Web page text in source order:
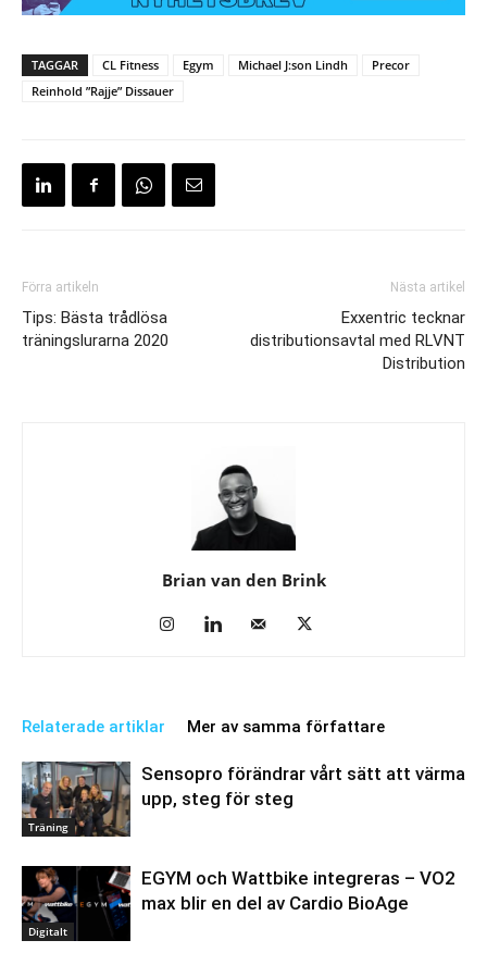
TAGGAR CL Fitness Egym Michael J:son Lindh
Precor
Reinhold ”Rajje” Dissauer
Förra artikeln
Tips: Bästa trådlösa
träningslurarna 2020
Nästa artikel
Exxentric tecknar
distributionsavtal med RLVNT
Distribution
Brian van den Brink
Relaterade artiklar Mer av samma författare
Träning
Sensopro förändrar vårt sätt att värma
upp, steg för steg
Digitalt
EGYM och Wattbike integreras – VO2
max blir en del av Cardio BioAge